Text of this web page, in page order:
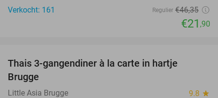
Verkocht: 161
Regulier €46,35
€21 ,90
Thais 3-gangendiner à la carte in hartje
Brugge
Little Asia Brugge 9.8 star